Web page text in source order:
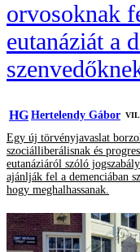
orvosoknak
eutanáziát a
HG Hertelendy Gábor
Egy új törvényjavaslat
szociálliberálisnak és
eutanáziáról szóló
ajánlják fel a demenciában
hogy meghalhassanak.